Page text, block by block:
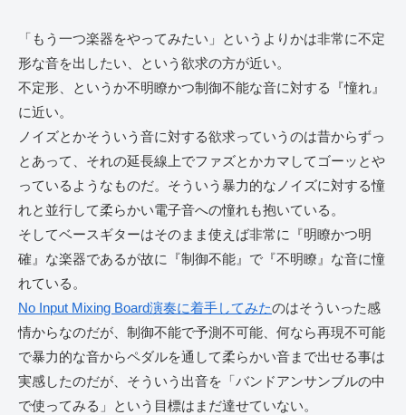
「もう一つ楽器をやってみたい」というよりかは非常に不定
形な音を出したい、という欲求の方が近い。
不定形、というか不明瞭かつ制御不能な音に対する『憧れ』
に近い。
ノイズとかそういう音に対する欲求っていうのは昔からずっ
とあって、それの延長線上でファズとかカマしてゴーッとや
っているようなものだ。そういう暴力的なノイズに対する憧
れと並行して柔らかい電子音への憧れも抱いている。
そしてベースギターはそのまま使えば非常に『明瞭かつ明
確』な楽器であるが故に『制御不能』で『不明瞭』な音に憧
れている。
No Input Mixing Board演奏に着手してみたのはそういった感
情からなのだが、制御不能で予測不可能、何なら再現不可能
で暴力的な音からペダルを通して柔らかい音まで出せる事は
実感したのだが、そういう出音を「バンドアンサンブルの中
で使ってみる」という目標はまだ達せていない。